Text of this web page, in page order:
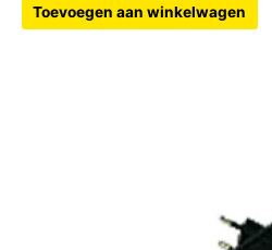
Toevoegen aan winkelwagen